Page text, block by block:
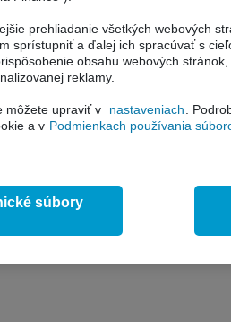
Zobraziť
Zobraziť
​​Informácie o
Podmienky pre
Kong
prehliadanie všetkých webových
sprístupniť a ďalej ich spracúvať s
obsahu webových
reklamy.
môžete upraviť v nastaveniach.
a v Podmienkach používania
súbory